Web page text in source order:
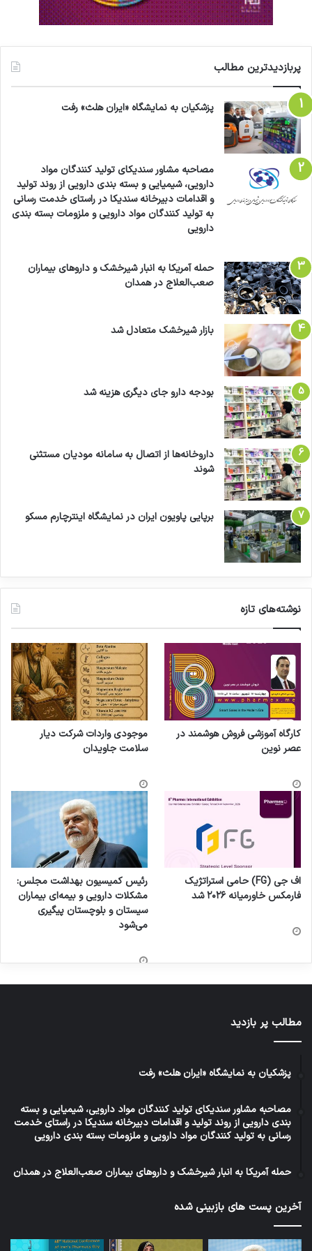
پربازدیدترین مطالب
پزشکیان به نمایشگاه «ایران هلث» رفت
مصاحبه مشاور سندیکای تولید کنندگان مواد
دارویی، شیمیایی و بسته بندی دارویی از روند تولید
و اقدامات دبیرخانه سندیکا در راستای خدمت رسانی
به تولید کنندگان مواد دارویی و ملزومات بسته بندی
دارویی
حمله آمریکا به انبار شیرخشک و داروهای بیماران
صعب‌العلاج در همدان
بازار شیرخشک متعادل شد
بودجه دارو جای دیگری هزینه شد
داروخانه‌ها از اتصال به سامانه مودیان مستثنی
شوند
برپایی پاویون ایران در نمایشگاه اینترچارم مسکو
نوشته‌های تازه
کارگاه آموزشی فروش هوشمند در
عصر نوین
موجودی واردات شرکت دیار
سلامت جاویدان
اف جی (FG) حامی استراتژیک
فارمکس خاورمیانه ۲۰۲۶ شد
رئیس کمیسیون بهداشت مجلس:
مشکلات دارویی و بیمه‌ای بیماران
سیستان و بلوچستان پیگیری
می‌شود
مطالب پر بازدید
پزشکیان به نمایشگاه «ایران هلث» رفت
مصاحبه مشاور سندیکای تولید کنندگان مواد دارویی، شیمیایی و بسته
بندی دارویی از روند تولید و اقدامات دبیرخانه سندیکا در راستای خدمت
رسانی به تولید کنندگان مواد دارویی و ملزومات بسته بندی دارویی
حمله آمریکا به انبار شیرخشک و داروهای بیماران صعب‌العلاج در همدان
آخرین پست های بازبینی شده